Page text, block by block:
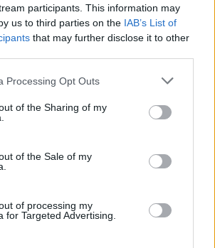
participants. This information may
us to third parties on the IAB’s List of
that may further disclose it to other
website/app uses one or more Google
or usage behaviour. You may click to
to Google and its third-party tags to
specified purposes in below Google
Processing Opt Outs
of the Sharing of my
of the Sale of my
of processing my
for Targeted Advertising.
Pi
n
te
re
st
W
h
at
A
S
h
a
Articolo precedente
articolo
meteo per il weekend a Olbia e in